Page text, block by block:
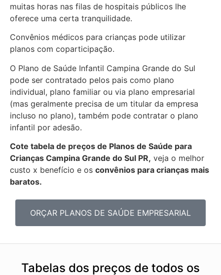
muitas horas nas filas de hospitais públicos lhe
oferece uma certa tranquilidade.
Convênios médicos para crianças pode utilizar
planos com coparticipação.
O Plano de Saúde Infantil Campina Grande do Sul
pode ser contratado pelos pais como plano
individual, plano familiar ou via plano empresarial
(mas geralmente precisa de um titular da empresa
incluso no plano), também pode contratar o plano
infantil por adesão.
Cote tabela de preços de Planos de Saúde para
Crianças Campina Grande do Sul PR, veja o melhor
custo x benefício e os convênios para crianças mais
baratos.
ORÇAR PLANOS DE SAÚDE EMPRESARIAL
Tabelas dos preços de todos os